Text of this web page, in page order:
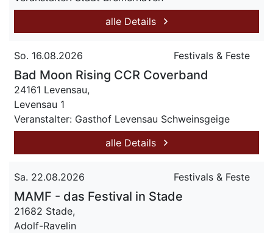
alle Details
So. 16.08.2026 Festivals & Feste
Bad Moon Rising CCR Coverband
24161 Levensau,
Levensau 1
Veranstalter: Gasthof Levensau Schweinsgeige
alle Details
Sa. 22.08.2026 Festivals & Feste
MAMF - das Festival in Stade
21682 Stade,
Adolf-Ravelin